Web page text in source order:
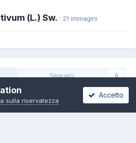
(L.) Sw. · 21 immagini
Seguaci 0
sulla riservatezza
Accetto